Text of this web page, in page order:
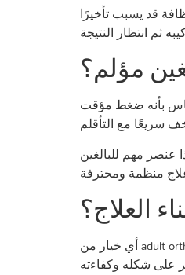
قد يسبب تأخيرًا
مؤلم؟
بأنه ضغط مؤقت
عنصر مهم للبالغين
العلاج؟
أي خيار من adult orthodontic treatment options يحتاج إلى التزام واضح بالنظافة. مع التقويم الثابت، يتطلب الأمر عناية أكبر حول الحاصرات والأسلاك. أما مع التقويم الشفاف،